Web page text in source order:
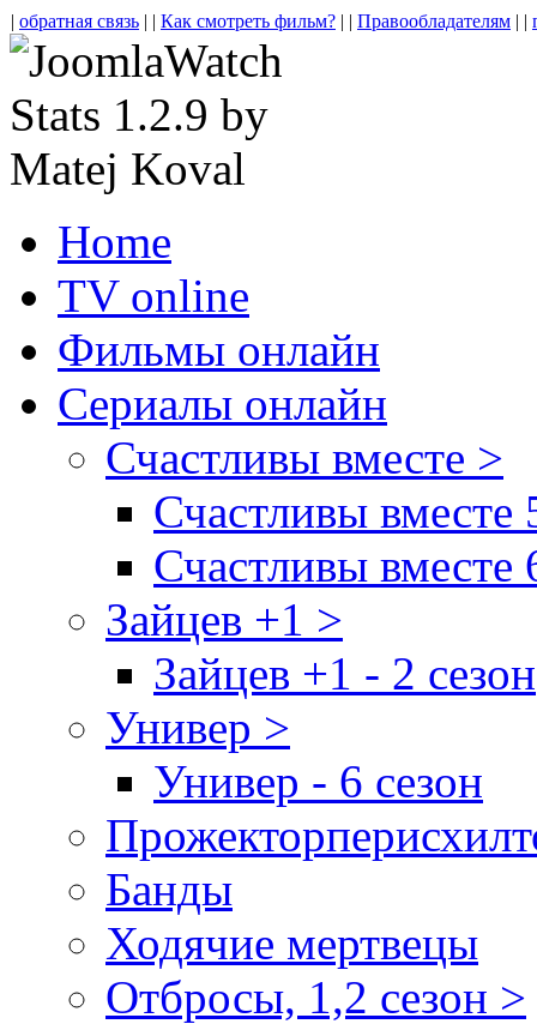
| обратная связь | | Как смотреть фильм? | | Правообладателям | |
Home
TV online
Фильмы онлайн
Сериалы онлайн
Счастливы вместе >
Счастливы вместе
Счастливы вместе
Зайцев +1 >
Зайцев +1 - 2 сезон
Универ >
Универ - 6 сезон
Банды
Ходячие мертвецы
Отбросы, 1,2 сезон >